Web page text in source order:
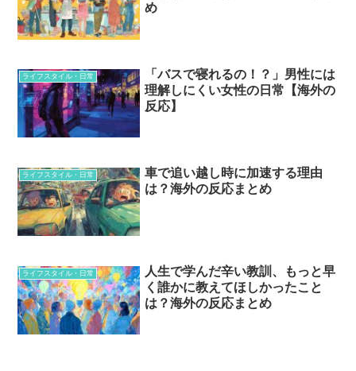
め
ライフスタイル・日常
「バスで寝れるの！？」男性には
理解しにくい女性の日常【海外の
反応】
ライフスタイル・日常
車で追い越し時に加速する理由
は？海外の反応まとめ
ライフスタイル・日常
人生で学んだ辛い教訓、もっと早
く誰かに教えてほしかったこと
は？海外の反応まとめ